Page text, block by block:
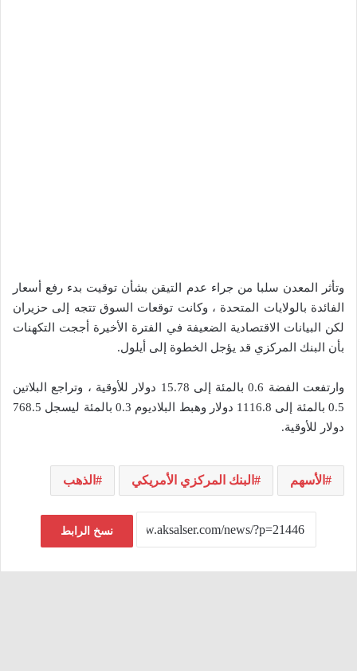
وتأثر المعدن سلبا من جراء عدم التيقن بشأن توقيت بدء رفع أسعار
الفائدة بالولايات المتحدة ، وكانت توقعات السوق تتجه إلى حزيران
لكن البيانات الاقتصادية الضعيفة في الفترة الأخيرة أججت التكهنات
بأن البنك المركزي قد يؤجل الخطوة إلى أيلول.
وارتفعت الفضة 0.6 بالمئة إلى 15.78 دولار للأوقية ، وتراجع البلاتين
0.5 بالمئة إلى 1116.8 دولار وهبط البلاديوم 0.3 بالمئة ليسجل 768.5
دولار للأوقية.
الأسهم البنك المركزي الأمريكي الذهب
نسخ الرابط